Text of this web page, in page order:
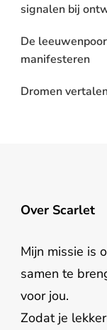
signalen bij
De
manifesteren
Dromen
Over Scarlet
Mijn missie is
samen te
voor jou.
Zodat je